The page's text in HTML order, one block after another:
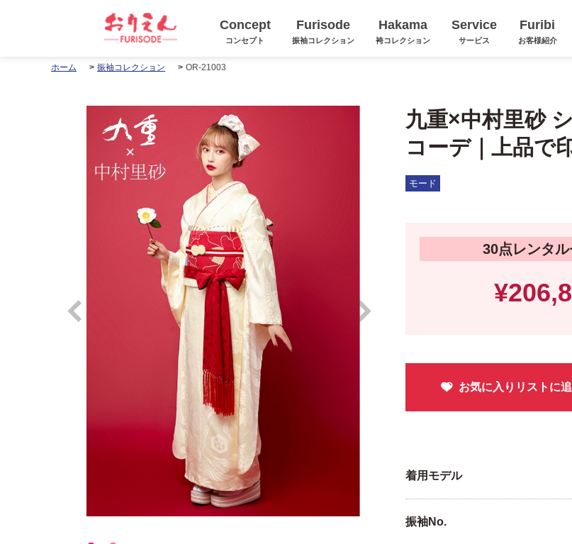
Concept
コンセプト
Furisode
振袖コレクション
Hakama
袴コレクション
Service
サービス
Furibi
お客様紹介
ホーム 振袖コレクション OR-21003
九重×中村里砂
コーデ｜上品で
モード
30点レンタル
着用モデル
振袖No.